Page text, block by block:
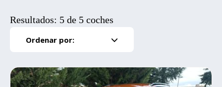
Resultados: 5 de 5 coches
Ordenar por: